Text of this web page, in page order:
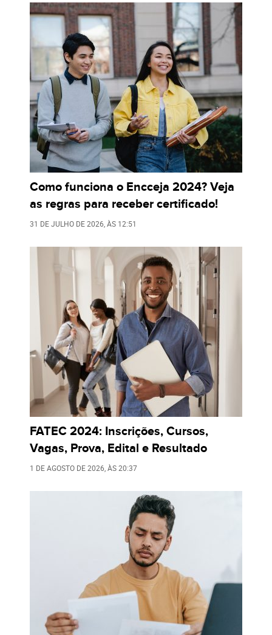
Como funciona o Encceja 2024? Veja
as regras para receber certificado!
31 DE JULHO DE 2026 , ÀS 12:51
FATEC 2024: Inscrições, Cursos,
Vagas, Prova, Edital e Resultado
1 DE AGOSTO DE 2026 , ÀS20:37